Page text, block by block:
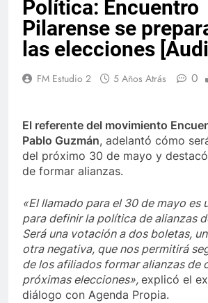
Política: Encuentro
Pilarense se
las elecciones
FM Estudio 2 5 Años Atrás 0
El referente del movimiento
Pablo Guzmán, adelantó cómo
del próximo 30 de mayo y
de formar alianzas.
«El llamado para el 30 de mayo es
para definir la política de alianzas
Será una votación a dos boletas,
otra negativa, que nos permitirá
de los afiliados formar alianzas de
próximas elecciones», explicó el
diálogo con Agenda Propia.